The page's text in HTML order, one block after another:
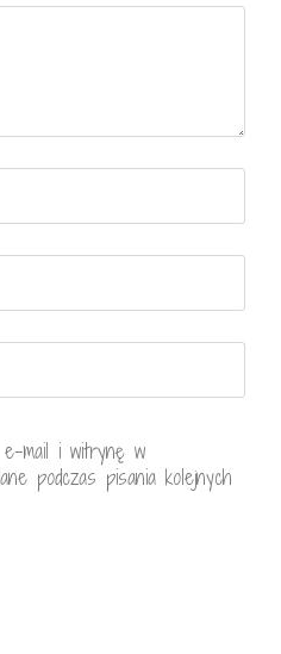
e-mail i witrynę w
podczas pisania kolejnych